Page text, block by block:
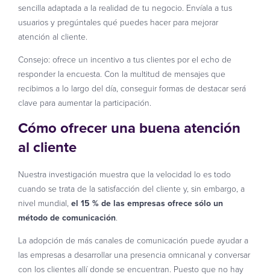
sencilla adaptada a la realidad de tu negocio. Envíala a tus
usuarios y pregúntales qué puedes hacer para mejorar
atención al cliente.
Consejo: ofrece un incentivo a tus clientes por el echo de
responder la encuesta. Con la multitud de mensajes que
recibimos a lo largo del día, conseguir formas de destacar será
clave para aumentar la participación.
Cómo ofrecer una buena atención
al cliente
Nuestra investigación muestra que la velocidad lo es todo
cuando se trata de la satisfacción del cliente y, sin embargo, a
nivel mundial, el 15 % de las empresas ofrece sólo un
método de comunicación.
La adopción de más canales de comunicación puede ayudar a
las empresas a desarrollar una presencia omnicanal y conversar
con los clientes allí donde se encuentran. Puesto que no hay